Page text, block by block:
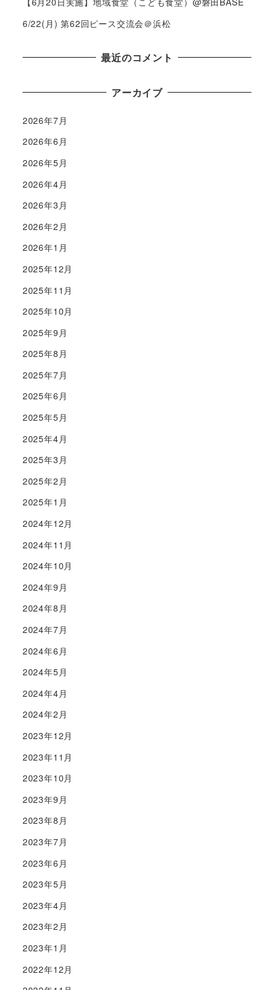
6/22(月) 第62回ピース交流会＠浜松
最近のコメント
アーカイブ
2026年7月
2026年6月
2026年5月
2026年4月
2026年3月
2026年2月
2026年1月
2025年12月
2025年11月
2025年10月
2025年9月
2025年8月
2025年7月
2025年6月
2025年5月
2025年4月
2025年3月
2025年2月
2025年1月
2024年12月
2024年11月
2024年10月
2024年9月
2024年8月
2024年7月
2024年6月
2024年5月
2024年4月
2024年2月
2023年12月
2023年11月
2023年10月
2023年9月
2023年8月
2023年7月
2023年6月
2023年5月
2023年4月
2023年2月
2023年1月
2022年12月